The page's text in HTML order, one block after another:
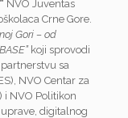
NVO Juventas
Crne Gore.
Gori – od
koji sprovodi
sa
NVO Centar za
i NVO Politikon
digitalnog